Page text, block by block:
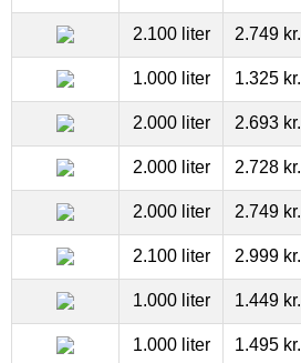
2.100 liter 2.749 kr.
1.000 liter 1.325 kr.
2.000 liter 2.693 kr.
2.000 liter 2.728 kr.
2.000 liter 2.749 kr.
2.100 liter 2.999 kr.
1.000 liter 1.449 kr.
1.000 liter 1.495 kr.